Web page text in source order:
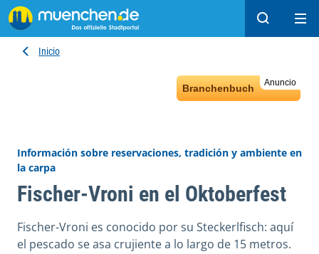
Buscar
Inicio
Anuncio
Branchenbuch
Información sobre reservaciones, tradición y ambiente en
la carpa
Fischer-Vroni en el Oktoberfest
Fischer-Vroni es conocido por su Steckerlfisch: aquí
el pescado se asa crujiente a lo largo de 15 metros.